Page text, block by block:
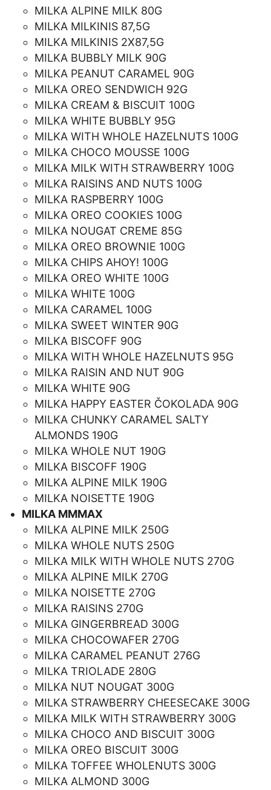
MILKA ALPINE MILK 80G
MILKA MILKINIS 87,5G
MILKA MILKINIS 2X87,5G
MILKA BUBBLY MILK 90G
MILKA PEANUT CARAMEL 90G
MILKA OREO SENDWICH 92G
MILKA CREAM & BISCUIT 100G
MILKA WHITE BUBBLY 95G
MILKA WITH WHOLE HAZELNUTS 100G
MILKA CHOCO MOUSSE 100G
MILKA MILK WITH STRAWBERRY 100G
MILKA RAISINS AND NUTS 100G
MILKA RASPBERRY 100G
MILKA OREO COOKIES 100G
MILKA NOUGAT CREME 85G
MILKA OREO BROWNIE 100G
MILKA CHIPS AHOY! 100G
MILKA OREO WHITE 100G
MILKA WHITE 100G
MILKA CARAMEL 100G
MILKA SWEET WINTER 90G
MILKA BISCOFF 90G
MILKA WITH WHOLE HAZELNUTS 95G
MILKA RAISIN AND NUT 90G
MILKA WHITE 90G
MILKA HAPPY EASTER ČOKOLADA 90G
MILKA CHUNKY CARAMEL SALTY
ALMONDS 190G
MILKA WHOLE NUT 190G
MILKA BISCOFF 190G
MILKA ALPINE MILK 190G
MILKA NOISETTE 190G
MILKA MMMAX
MILKA ALPINE MILK 250G
MILKA WHOLE NUTS 250G
MILKA MILK WITH WHOLE NUTS 270G
MILKA ALPINE MILK 270G
MILKA NOISETTE 270G
MILKA RAISINS 270G
MILKA GINGERBREAD 300G
MILKA CHOCOWAFER 270G
MILKA CARAMEL PEANUT 276G
MILKA TRIOLADE 280G
MILKA NUT NOUGAT 300G
MILKA STRAWBERRY CHEESECAKE 300G
MILKA MILK WITH STRAWBERRY 300G
MILKA CHOCO AND BISCUIT 300G
MILKA OREO BISCUIT 300G
MILKA TOFFEE WHOLENUTS 300G
MILKA ALMOND 300G